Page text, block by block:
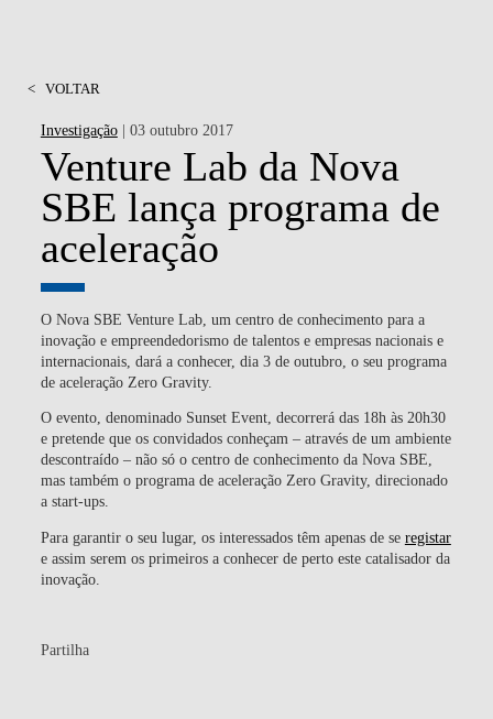
< VOLTAR
Investigação| 03 outubro 2017
Venture Lab da Nova
SBE lança programa de
aceleração
O Nova SBE Venture Lab, um centro de conhecimento para a
inovação e empreendedorismo de talentos e empresas nacionais e
internacionais, dará a conhecer, dia 3 de outubro, o seu programa
de aceleração Zero Gravity.
O evento, denominado Sunset Event, decorrerá das 18h às 20h30
e pretende que os convidados conheçam – através de um ambiente
descontraído – não só o centro de conhecimento da Nova SBE,
mas também o programa de aceleração Zero Gravity, direcionado
a start-ups.
Para garantir o seu lugar, os interessados têm apenas de se registar
e assim serem os primeiros a conhecer de perto este catalisador da
inovação.
Partilha